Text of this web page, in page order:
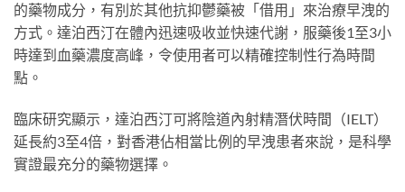
的藥物成分，有別於其他抗抑鬱藥被「借用」來治療早洩的
方式。達泊西汀在體內迅速吸收並快速代謝，服藥後1至3小
時達到血藥濃度高峰，令使用者可以精確控制性行為時間
點。
臨床研究顯示，達泊西汀可將陰道內射精潛伏時間（IELT）
延長約3至4倍，對香港佔相當比例的早洩患者來說，是科學
實證最充分的藥物選擇。